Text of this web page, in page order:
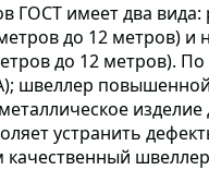
ГОСТ имеет два вида:
до 12 метров) и
до 12 метров). По
швеллер
устранить